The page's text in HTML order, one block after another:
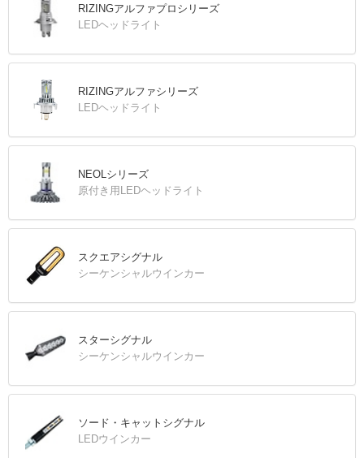
RIZINGアルファプロシリーズ
LEDヘッドライト
RIZINGアルファシリーズ
LEDヘッドライト
NEOLシリーズ
原付き用LEDヘッドライト
スクエアシグナル
シーケンシャルウインカー
スターシグナル
シーケンシャルウインカー
ソード・キャットシグナル
LEDウインカー